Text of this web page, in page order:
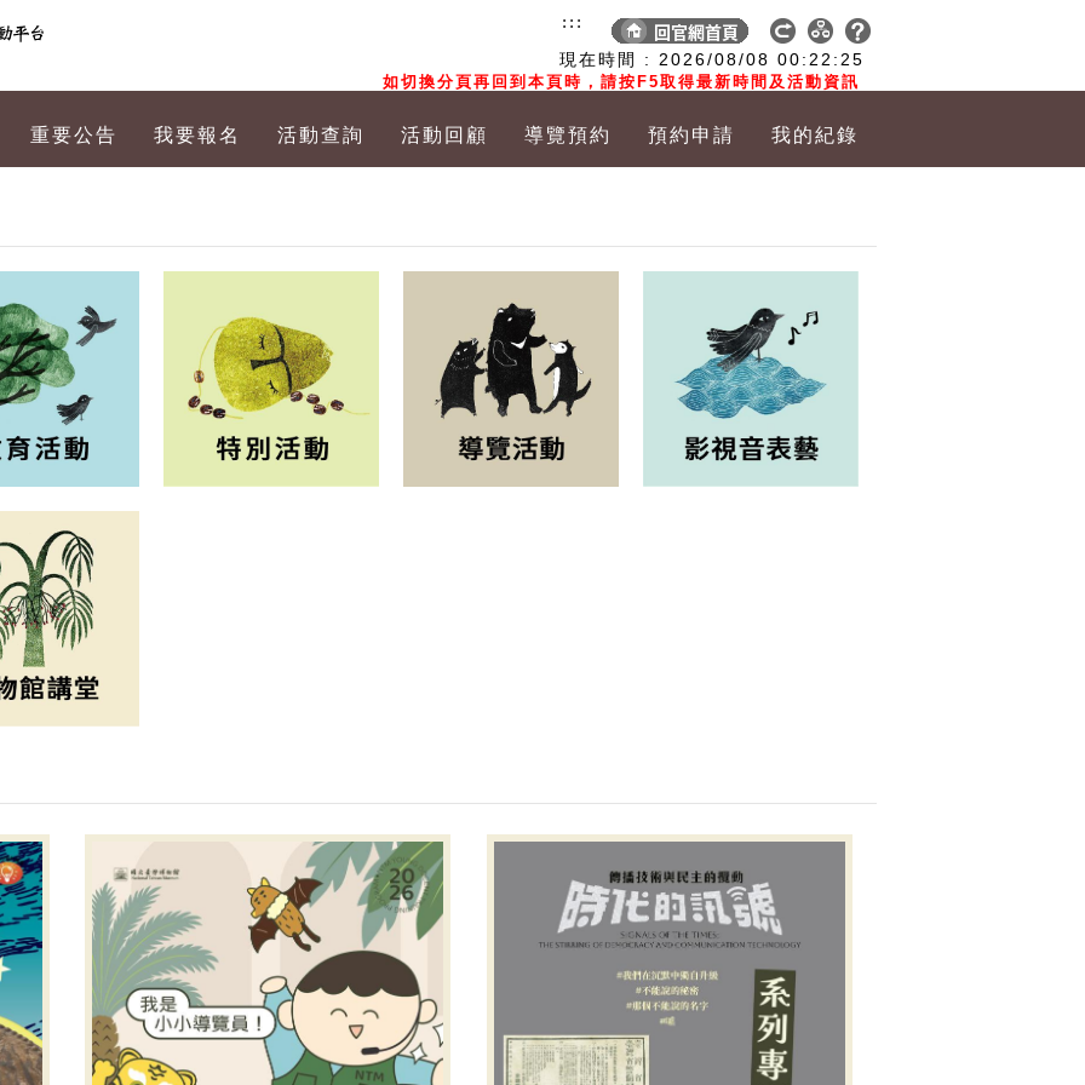
現在時間 : 2026/08/08 00:22:26
如切換分頁再回到本頁時，請按F5取得最新時間及活動資訊
:::
重要公告 我要報名 活動查詢 活動回顧 導覽預約 預約申請 我的紀錄